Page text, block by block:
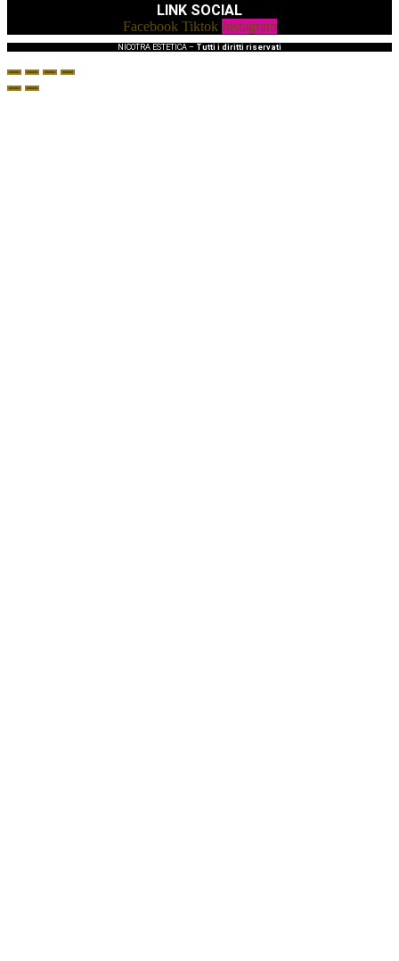
LINK SOCIAL
Facebook Tiktok Instagram
NICOTRA ESTETICA – Tutti i diritti riservati